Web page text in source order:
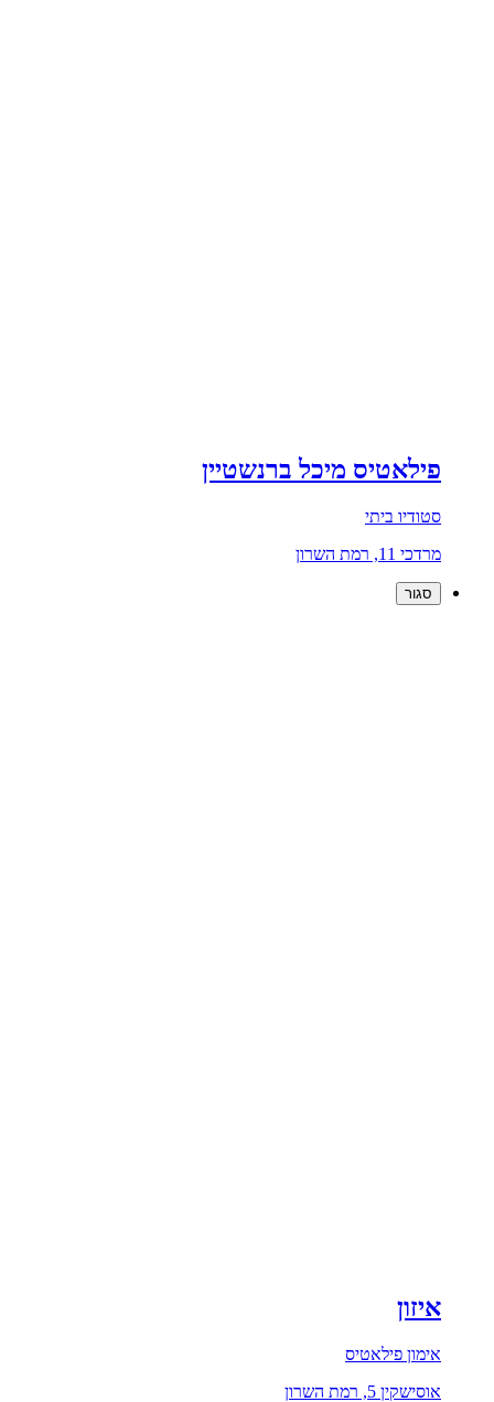
פילאטיס מיכל ברנשטיין
סטודיו ביתי
מרדכי 11, רמת השרון
סגור
איזון
אימון פילאטיס
אוסישקין 5, רמת השרון